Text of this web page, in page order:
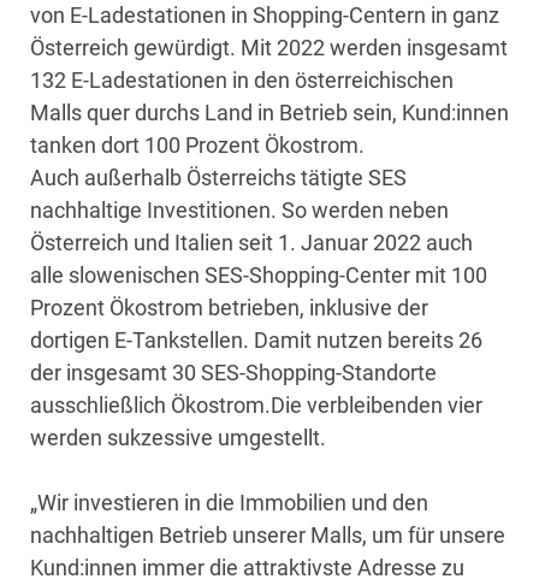
von E-Ladestationen in Shopping-Centern in ganz
Österreich gewürdigt. Mit 2022 werden insgesamt
132 E-Ladestationen in den österreichischen
Malls quer durchs Land in Betrieb sein, Kund:innen
tanken dort 100 Prozent Ökostrom.
Auch außerhalb Österreichs tätigte SES
nachhaltige Investitionen. So werden neben
Österreich und Italien seit 1. Januar 2022 auch
alle slowenischen SES-Shopping-Center mit 100
Prozent Ökostrom betrieben, inklusive der
dortigen E-Tankstellen. Damit nutzen bereits 26
der insgesamt 30 SES-Shopping-Standorte
ausschließlich Ökostrom.Die verbleibenden vier
werden sukzessive umgestellt.
„Wir investieren in die Immobilien und den
nachhaltigen Betrieb unserer Malls, um für unsere
Kund:innen immer die attraktivste Adresse zu